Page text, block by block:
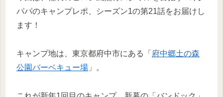
パパのキャンプレポ、シーズン1の第21話をお届けし
ます！
キャンプ地は、東京都府中市にある「 府中郷土の森
公園バーベキュー場 」。